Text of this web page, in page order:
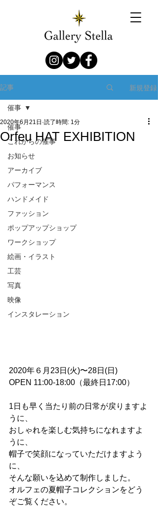
記事 新規登録
催事
これからの催事
お知らせ
アーカイブ
パフォーマンス
ハンドメイド
ファッション
ポップアップショップ
ワークショップ
絵画・イラスト
工芸
写真
映像
インスタレーション
催事
Orfeu HAT EXHIBITION
2020年6月21日 読了時間: 1分
2020年６月23日(火)〜28日(日)
OPEN 11:00-18:00（最終日17:00）
1日も早く当たり前の日常が戻りますよ
うに、
おしゃれを楽しむ気持ちになれますよ
うに、
帽子で笑顔になっていただけますよう
に、
そんな願いを込めて制作しました。
オルフェの夏帽子コレクションをどう
ぞご覧ください。